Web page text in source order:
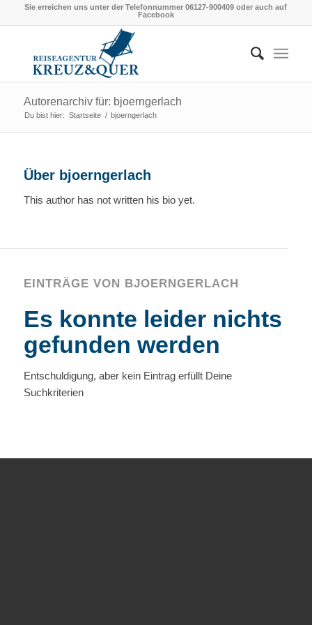
Sie erreichen uns unter der Telefonnummer 06127-900409 oder auch auf
Facebook
Autorenarchiv für: bjoerngerlach
Du bist hier: Startseite / bjoerngerlach
Über bjoerngerlach
This author has not written his bio yet.
EINTRÄGE VON BJOERNGERLACH
Es konnte leider nichts
gefunden werden
Entschuldigung, aber kein Eintrag erfüllt Deine
Suchkriterien